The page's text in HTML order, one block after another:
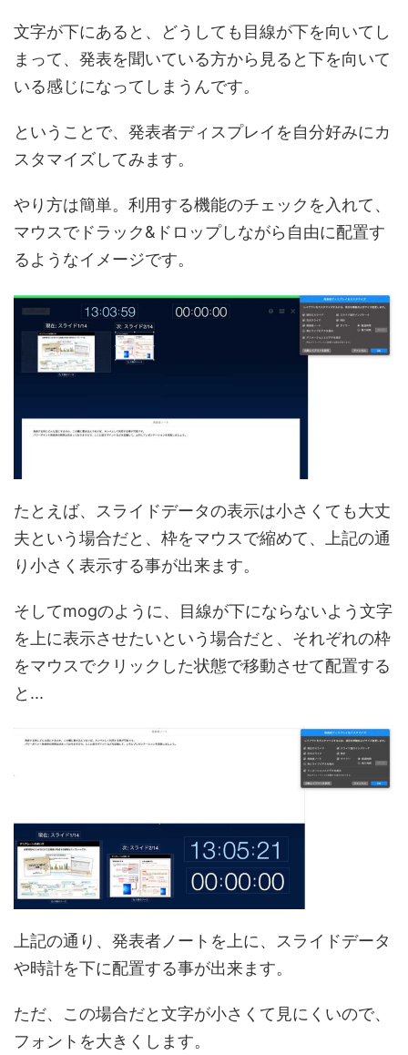
文字が下にあると、どうしても目線が下を向いてし
まって、発表を聞いている方から見ると下を向いて
いる感じになってしまうんです。
ということで、発表者ディスプレイを自分好みにカ
スタマイズしてみます。
やり方は簡単。利用する機能のチェックを入れて、
マウスでドラック&ドロップしながら自由に配置す
るようなイメージです。
たとえば、スライドデータの表示は小さくても大丈
夫という場合だと、枠をマウスで縮めて、上記の通
り小さく表示する事が出来ます。
そしてmogのように、目線が下にならないよう文字
を上に表示させたいという場合だと、それぞれの枠
をマウスでクリックした状態で移動させて配置する
と...
上記の通り、発表者ノートを上に、スライドデータ
や時計を下に配置する事が出来ます。
ただ、この場合だと文字が小さくて見にくいので、
フォントを大きくします。